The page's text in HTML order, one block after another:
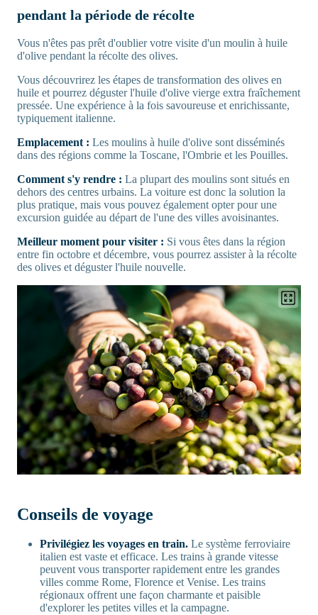
pendant la période de récolte
Vous n'êtes pas prêt d'oublier votre visite d'un moulin à huile
d'olive pendant la récolte des olives.
Vous découvrirez les étapes de transformation des olives en
huile et pourrez déguster l'huile d'olive vierge extra fraîchement
pressée. Une expérience à la fois savoureuse et enrichissante,
typiquement italienne.
Emplacement : Les moulins à huile d'olive sont disséminés
dans des régions comme la Toscane, l'Ombrie et les Pouilles.
Comment s'y rendre : La plupart des moulins sont situés en
dehors des centres urbains. La voiture est donc la solution la
plus pratique, mais vous pouvez également opter pour une
excursion guidée au départ de l'une des villes avoisinantes.
Meilleur moment pour visiter : Si vous êtes dans la région
entre fin octobre et décembre, vous pourrez assister à la récolte
des olives et déguster l'huile nouvelle.
Conseils de voyage
Privilégiez les voyages en train. Le système ferroviaire
italien est vaste et efficace. Les trains à grande vitesse
peuvent vous transporter rapidement entre les grandes
villes comme Rome, Florence et Venise. Les trains
régionaux offrent une façon charmante et paisible
d'explorer les petites villes et la campagne.